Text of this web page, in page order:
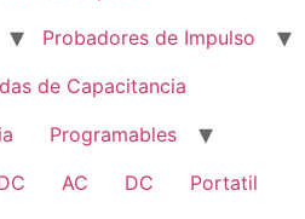
Probadores de Impulso
de Capacitancia
Programables
AC DC
Portatil